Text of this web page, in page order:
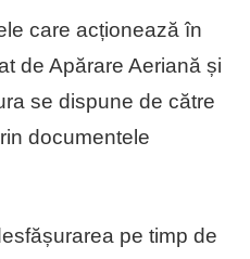
care acționează în
de Apărare Aeriană și
se dispune de către
documentele
pe timp de